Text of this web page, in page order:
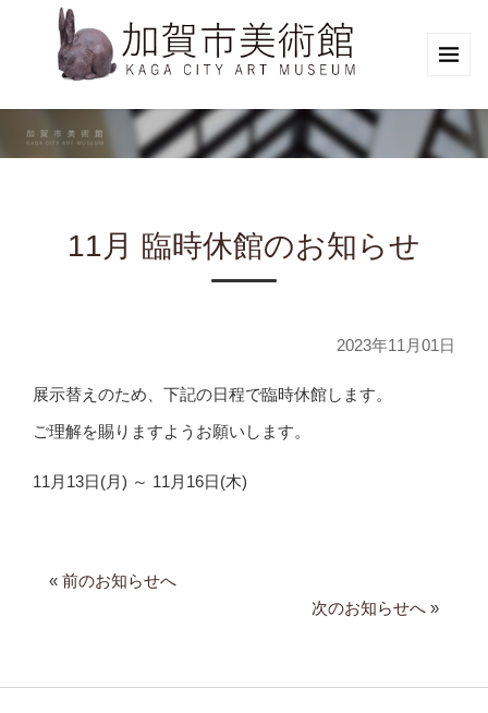
11月 臨時休館のお知らせ
2023年11月01日
展示替えのため、下記の日程で臨時休館します。
ご理解を賜りますようお願いします。
11月13日(月) ～ 11月16日(木)
« 前のお知らせへ
次のお知らせへ »